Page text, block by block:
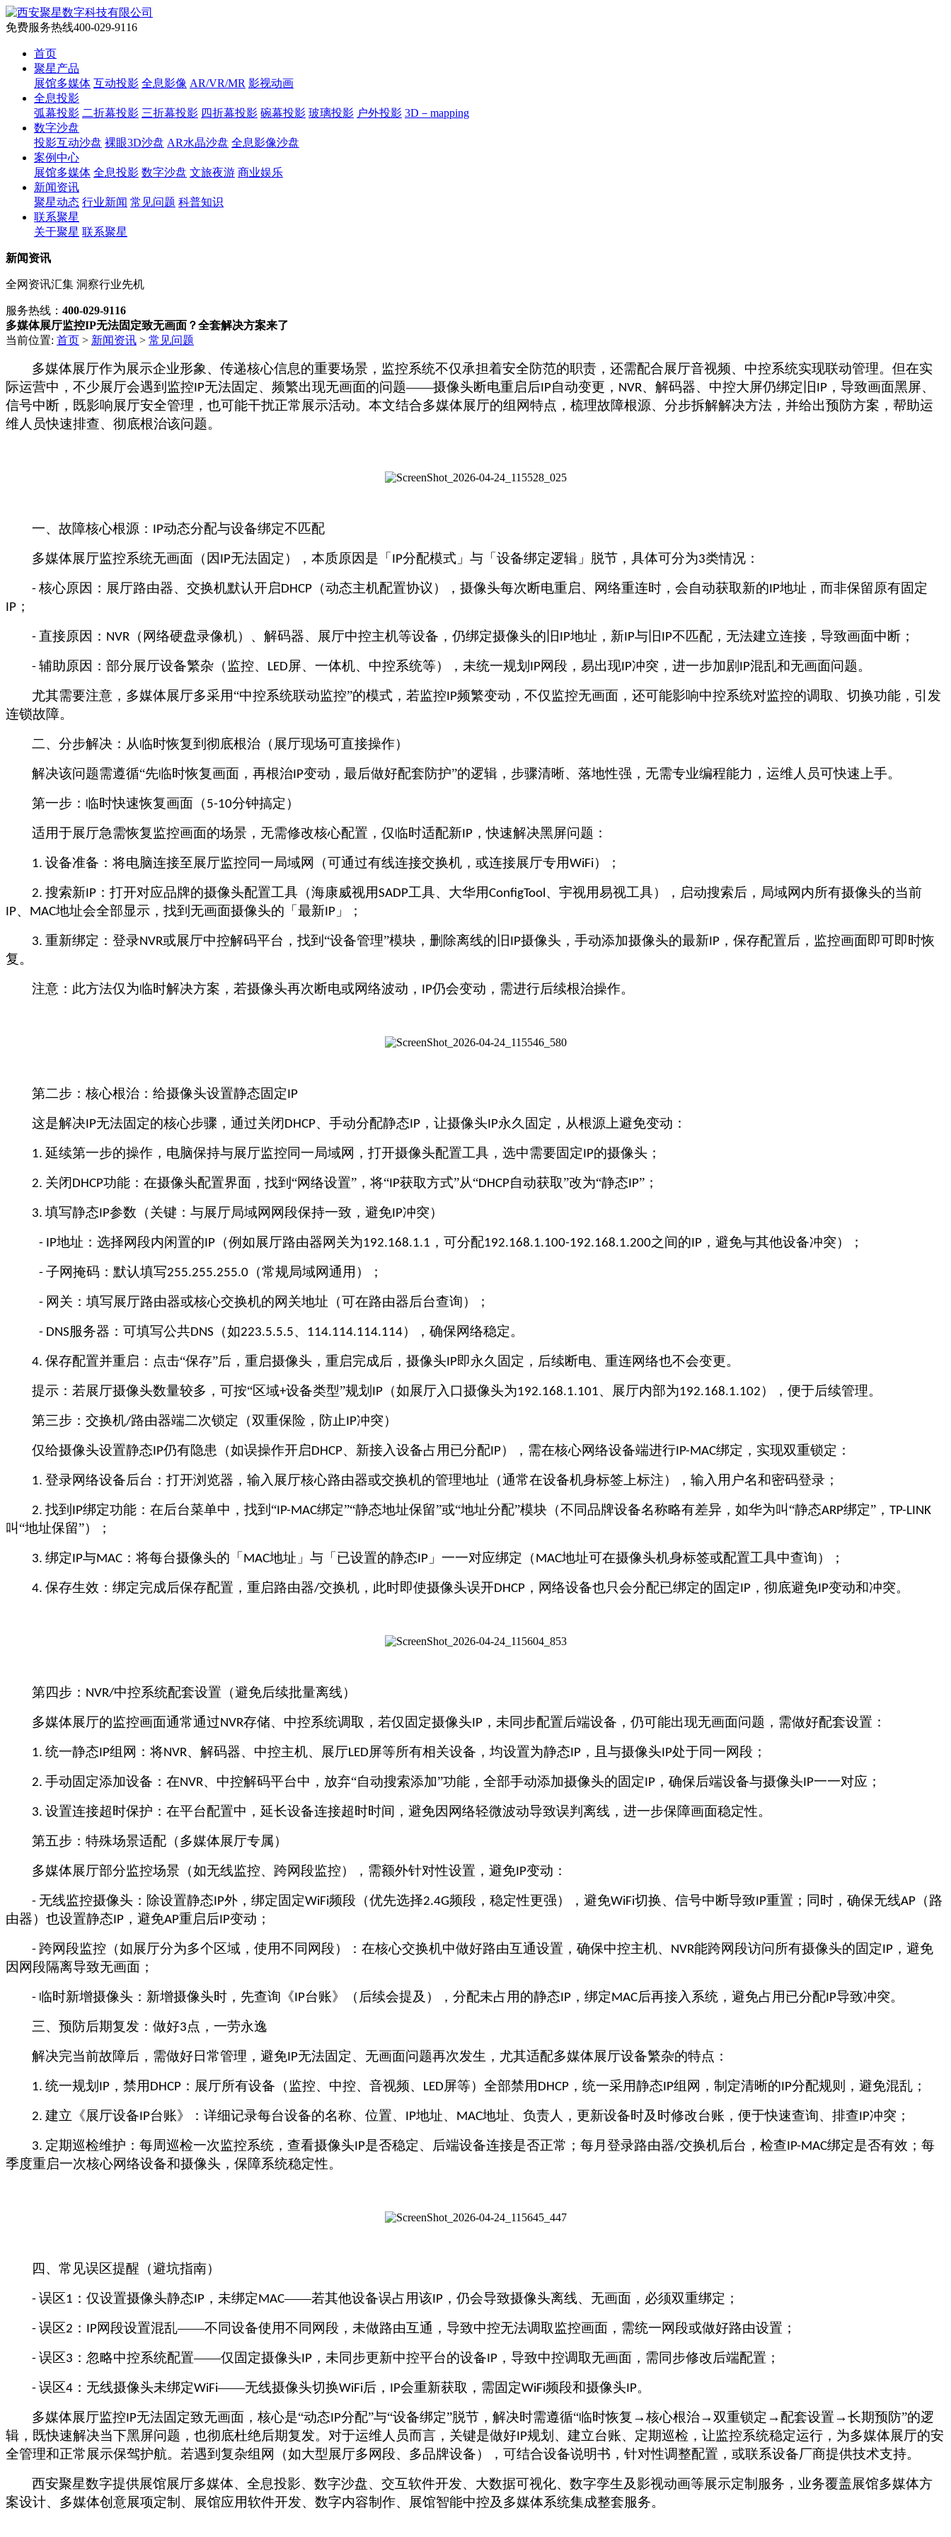
免费服务热线400-029-9116
首页
聚星产品
展馆多媒体 互动投影 全息影像 AR/VR/MR 影视动画
全息投影
弧幕投影 二折幕投影 三折幕投影 四折幕投影 碗幕投影 玻璃投影 户外投影 3D－mapping
数字沙盘
投影互动沙盘 裸眼3D沙盘 AR水晶沙盘 全息影像沙盘
案例中心
展馆多媒体 全息投影 数字沙盘 文旅夜游 商业娱乐
新闻资讯
聚星动态 行业新闻 常见问题 科普知识
联系聚星
关于聚星 联系聚星
新闻资讯
全网资讯汇集 洞察行业先机
服务热线： 400-029-9116
多媒体展厅监控IP无法固定致无画面？全套解决方案来了
当前位置: 首页 > 新闻资讯 > 常见问题
多媒体展厅作为展示企业形象、传递核心信息的重要场景，监控系统不仅承担着安全防范的职责，还需配合展厅音视频、中控系统实现联动管理。但在实
际运营中，不少展厅会遇到监控IP无法固定、频繁出现无画面的问题——摄像头断电重启后IP自动变更， NVR、解码器、中控大屏仍绑定旧 IP ，导致画面黑屏、
信号中断，既影响展厅安全管理，也可能干扰正常展示活动。本文结合多媒体展厅的组网特点，梳理故障根源、分步拆解解决方法，并给出预防方案，帮助运
维人员快速排查、彻底根治该问题。
一、故障核心根源： IP动态分配与设备绑定不匹配
多媒体展厅监控系统无画面（因 IP无法固定），本质原因是「 IP分配模式」与「设备绑定逻辑」脱节，具体可分为3类情况：
- 核心原因：展厅路由器、交换机默认开启DHCP （动态主机配置协议），摄像头每次断电重启、网络重连时，会自动获取新的IP地址，而非保留原有固定
IP ；
- 直接原因： NVR （网络硬盘录像机）、解码器、展厅中控主机等设备，仍绑定摄像头的旧 IP地址，新IP与旧 IP不匹配，无法建立连接，导致画面中断；
- 辅助原因：部分展厅设备繁杂（监控、 LED屏、一体机、中控系统等），未统一规划 IP网段，易出现IP冲突，进一步加剧 IP混乱和无画面问题。
尤其需要注意，多媒体展厅多采用“中控系统联动监控”的模式，若监控IP频繁变动，不仅监控无画面，还可能影响中控系统对监控的调取、切换功能，引发
连锁故障。
二、分步解决：从临时恢复到彻底根治（展厅现场可直接操作）
解决该问题需遵循“先临时恢复画面，再根治IP变动，最后做好配套防护”的逻辑，步骤清晰、落地性强，无需专业编程能力，运维人员可快速上手。
第一步：临时快速恢复画面（ 5-10分钟搞定）
适用于展厅急需恢复监控画面的场景，无需修改核心配置，仅临时适配新IP ，快速解决黑屏问题：
1. 设备准备：将电脑连接至展厅监控同一局域网（可通过有线连接交换机，或连接展厅专用WiFi）；
2. 搜索新IP ：打开对应品牌的摄像头配置工具（海康威视用SADP工具、大华用ConfigTool、宇视用易视工具），启动搜索后，局域网内所有摄像头的当前
IP、 MAC地址会全部显示，找到无画面摄像头的「最新IP 」；
3. 重新绑定：登录NVR或展厅中控解码平台，找到“设备管理”模块，删除离线的旧 IP摄像头，手动添加摄像头的最新IP ，保存配置后，监控画面即可即时恢
复。
注意：此方法仅为临时解决方案，若摄像头再次断电或网络波动， IP仍会变动，需进行后续根治操作。
第二步：核心根治：给摄像头设置静态固定IP
这是解决IP无法固定的核心步骤，通过关闭 DHCP、手动分配静态IP ，让摄像头IP永久固定，从根源上避免变动：
1. 延续第一步的操作，电脑保持与展厅监控同一局域网，打开摄像头配置工具，选中需要固定IP的摄像头；
2. 关闭 DHCP功能：在摄像头配置界面，找到“网络设置”，将“IP获取方式”从“DHCP自动获取”改为“静态IP”；
3. 填写静态IP参数（关键：与展厅局域网网段保持一致，避免IP冲突）
- IP地址：选择网段内闲置的IP （例如展厅路由器网关为192.168.1.1 ，可分配192.168.1.100-192.168.1.200之间的IP ，避免与其他设备冲突）；
- 子网掩码：默认填写255.255.255.0 （常规局域网通用）；
- 网关：填写展厅路由器或核心交换机的网关地址（可在路由器后台查询）；
- DNS服务器：可填写公共DNS （如223.5.5.5、 114.114.114.114），确保网络稳定。
4. 保存配置并重启：点击“保存”后，重启摄像头，重启完成后，摄像头IP即永久固定，后续断电、重连网络也不会变更。
提示：若展厅摄像头数量较多，可按“区域+设备类型”规划 IP （如展厅入口摄像头为192.168.1.101、展厅内部为192.168.1.102 ），便于后续管理。
第三步：交换机/路由器端二次锁定（双重保险，防止IP冲突）
仅给摄像头设置静态IP仍有隐患（如误操作开启DHCP、新接入设备占用已分配IP），需在核心网络设备端进行IP-MAC绑定，实现双重锁定：
1. 登录网络设备后台：打开浏览器，输入展厅核心路由器或交换机的管理地址（通常在设备机身标签上标注），输入用户名和密码登录；
2. 找到 IP绑定功能：在后台菜单中，找到“IP-MAC绑定”“静态地址保留”或“地址分配”模块（不同品牌设备名称略有差异，如华为叫“静态ARP绑定”， TP-LINK
叫“地址保留”）；
3. 绑定IP与MAC ：将每台摄像头的「 MAC地址」与「已设置的静态IP 」一一对应绑定（ MAC地址可在摄像头机身标签或配置工具中查询）；
4. 保存生效：绑定完成后保存配置，重启路由器/交换机，此时即使摄像头误开DHCP ，网络设备也只会分配已绑定的固定IP ，彻底避免IP变动和冲突。
第四步： NVR/中控系统配套设置（避免后续批量离线）
多媒体展厅的监控画面通常通过NVR存储、中控系统调取，若仅固定摄像头IP ，未同步配置后端设备，仍可能出现无画面问题，需做好配套设置：
1. 统一静态IP组网：将NVR、解码器、中控主机、展厅LED屏等所有相关设备，均设置为静态IP ，且与摄像头IP处于同一网段；
2. 手动固定添加设备：在NVR、中控解码平台中，放弃“自动搜索添加”功能，全部手动添加摄像头的固定IP ，确保后端设备与摄像头IP一一对应；
3. 设置连接超时保护：在平台配置中，延长设备连接超时时间，避免因网络轻微波动导致误判离线，进一步保障画面稳定性。
第五步：特殊场景适配（多媒体展厅专属）
多媒体展厅部分监控场景（如无线监控、跨网段监控），需额外针对性设置，避免IP变动：
- 无线监控摄像头：除设置静态IP外，绑定固定WiFi频段（优先选择2.4G频段，稳定性更强），避免WiFi切换、信号中断导致IP重置；同时，确保无线AP （路
由器）也设置静态IP ，避免AP重启后IP变动；
- 跨网段监控（如展厅分为多个区域，使用不同网段）：在核心交换机中做好路由互通设置，确保中控主机、 NVR能跨网段访问所有摄像头的固定IP ，避免
因网段隔离导致无画面；
- 临时新增摄像头：新增摄像头时，先查询《IP台账》（后续会提及），分配未占用的静态IP ，绑定MAC后再接入系统，避免占用已分配IP导致冲突。
三、预防后期复发：做好3点，一劳永逸
解决完当前故障后，需做好日常管理，避免IP无法固定、无画面问题再次发生，尤其适配多媒体展厅设备繁杂的特点：
1. 统一规划 IP ，禁用 DHCP ：展厅所有设备（监控、中控、音视频、 LED屏等）全部禁用 DHCP ，统一采用静态IP组网，制定清晰的IP分配规则，避免混乱；
2. 建立《展厅设备IP台账》：详细记录每台设备的名称、位置、 IP地址、 MAC地址、负责人，更新设备时及时修改台账，便于快速查询、排查IP冲突；
3. 定期巡检维护：每周巡检一次监控系统，查看摄像头IP是否稳定、后端设备连接是否正常；每月登录路由器/交换机后台，检查IP-MAC绑定是否有效；每
季度重启一次核心网络设备和摄像头，保障系统稳定性。
四、常见误区提醒（避坑指南）
- 误区1 ：仅设置摄像头静态IP ，未绑定MAC——若其他设备误占用该IP ，仍会导致摄像头离线、无画面，必须双重绑定；
- 误区2 ： IP网段设置混乱——不同设备使用不同网段，未做路由互通，导致中控无法调取监控画面，需统一网段或做好路由设置；
- 误区3 ：忽略中控系统配置——仅固定摄像头IP ，未同步更新中控平台的设备IP ，导致中控调取无画面，需同步修改后端配置；
- 误区4 ：无线摄像头未绑定WiFi——无线摄像头切换WiFi后， IP会重新获取，需固定WiFi频段和摄像头IP。
多媒体展厅监控IP无法固定致无画面，核心是“动态IP分配”与“设备绑定”脱节，解决时需遵循“临时恢复→核心根治→双重锁定→配套设置→长期预防”的逻
辑，既快速解决当下黑屏问题，也彻底杜绝后期复发。对于运维人员而言，关键是做好IP规划、建立台账、定期巡检，让监控系统稳定运行，为多媒体展厅的安
全管理和正常展示保驾护航。若遇到复杂组网（如大型展厅多网段、多品牌设备），可结合设备说明书，针对性调整配置，或联系设备厂商提供技术支持。
西安聚星数字提供展馆展厅多媒体、全息投影、数字沙盘、交互软件开发、大数据可视化、数字孪生及影视动画等展示定制服务，业务覆盖展馆多媒体方
案设计、多媒体创意展项定制、展馆应用软件开发、数字内容制作、展馆智能中控及多媒体系统集成整套服务。